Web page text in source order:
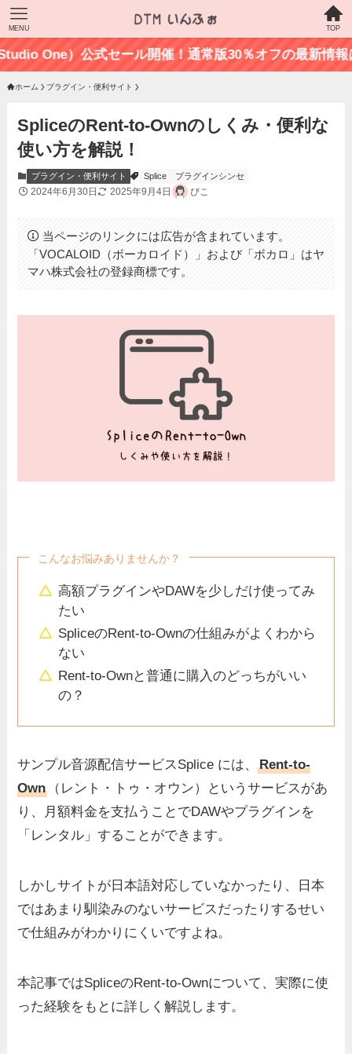
TOP
MENU
セール開催！通常版30％オフの最新情報はこちら
ホーム プラグイン・便利サイト
SpliceのRent-to-Ownのしくみ・便利な
使い方を解説！
プラグイン・便利サイト Splice プラグインシンセ
2024年6月30日 2025年9月4日 ぴこ
当ページのリンクには広告が含まれています。
「VOCALOID（ボーカロイド）」および「ボカロ」はヤ
マハ株式会社の登録商標です。
こんなお悩みありませんか？
高額プラグインやDAWを少しだけ使ってみ
たい
SpliceのRent-to-Ownの仕組みがよくわから
ない
Rent-to-Ownと普通に購入のどっちがいい
の？
サンプル音源配信サービスSplice には、Rent-to-
Own
（レント・トゥ・オウン）というサービスがあ
り、月額料金を支払うことでDAWやプラグインを
「レンタル」することができます。
しかしサイトが日本語対応していなかったり、日本
ではあまり馴染みのないサービスだったりするせい
で仕組みがわかりにくいですよね。
本記事ではSpliceのRent-to-Ownについて、実際に使
った経験をもとに詳しく解説します。